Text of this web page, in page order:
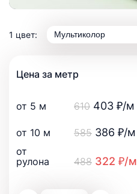
1 цвет: Мультиколор
Цена за метр
от 5 м 610 403 ₽/м
от 10 м 585 386 ₽/м
от
рулона
488 322 ₽/м